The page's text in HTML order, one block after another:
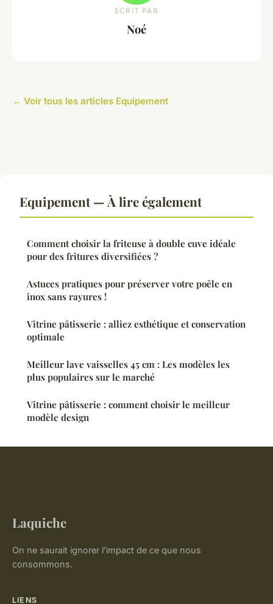
ECRIT PAR
Noé
← Voir tous les articles Equipement
Equipement — À lire également
Comment choisir la friteuse à double cuve idéale
pour des fritures diversifiées ?
Astuces pratiques pour préserver votre poêle en
inox sans rayures !
Vitrine pâtisserie : alliez esthétique et conservation
optimale
Meilleur lave vaisselles 45 cm : Les modèles les
plus populaires sur le marché
Vitrine pâtisserie : comment choisir le meilleur
modèle design
Laquiche
On ne saurait ignorer l'impact de ce que nous
consommons.
LIENS